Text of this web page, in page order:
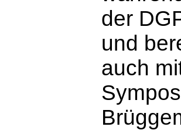
der
und
auch